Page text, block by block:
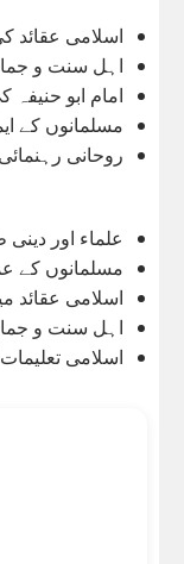
اسلامی عقائد
اہل سنت و
امام ابو حنیفہ
مسلمانوں کے
روحانی
علماء اور دینی
مسلمانوں کے
اسلامی عقائد
اہل سنت و
اسلامی